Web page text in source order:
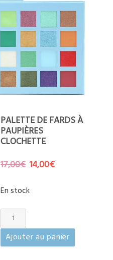
PALETTE DE FARDS À
PAUPIÈRES
CLOCHETTE
17,00€ Le
initial
14,00€
En stock
quantité
de
Palette
de
Ajouter au panier